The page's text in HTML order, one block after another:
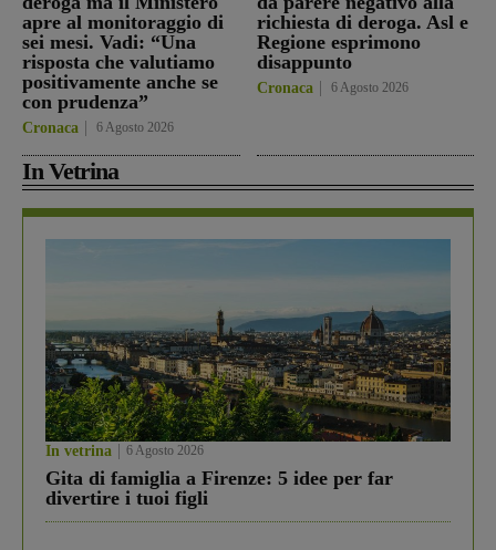
apre al monitoraggio di
sei mesi. Vadi: “Una
risposta che valutiamo
positivamente anche se
con prudenza”
Cronaca 6 Agosto 2026
richiesta di deroga. Asl e
Regione esprimono
disappunto
Cronaca 6 Agosto 2026
In Vetrina
In vetrina 6 Agosto 2026
Gita di famiglia a Firenze: 5 idee per far
divertire i tuoi figli